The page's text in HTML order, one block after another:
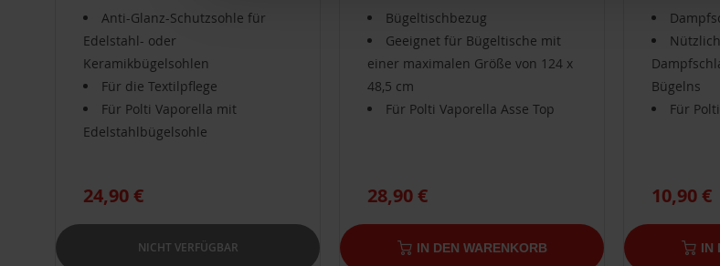
Keramikbügelsohlen
Anti-Glanz-Schutzsohle für
Edelstahl- oder
Keramikbügelsohlen
Für die Textilpflege
Für Polti Vaporella mit
Edelstahlbügelsohle
24,90 €
NICHT VERFÜGBAR
Bügeltischbezug
Geeignet für Bügeltische mit
einer maximalen Größe von 124 x
48,5 cm
Für Polti Vaporella Asse Top
28,90 €
IN DEN WARENKORB
Bügelns
Für
10,90 €
IN